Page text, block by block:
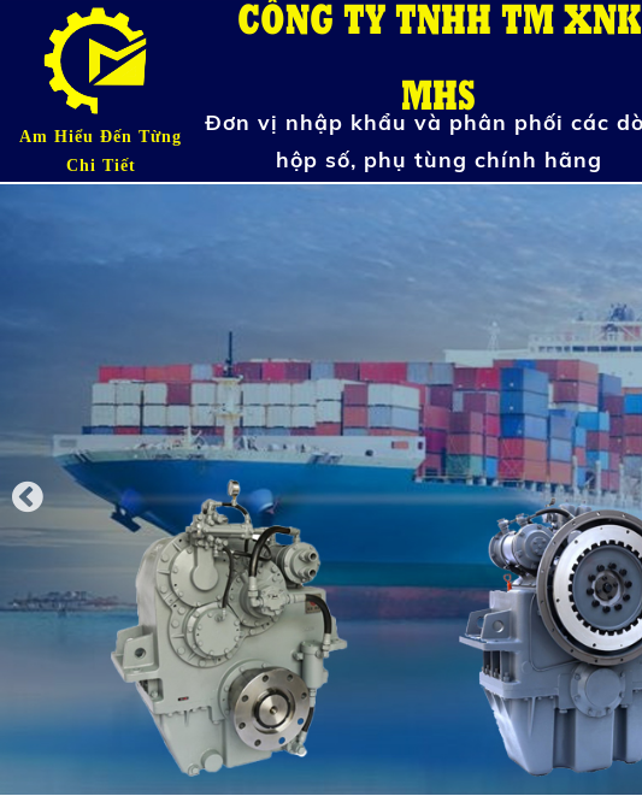
Am Hiểu Đến Từng
Chi Tiết
CÔNG TY TNHH TM XNK
MHS
Đơn vị nhập khẩu và phân phối các
hộp số, phụ tùng chính hãng